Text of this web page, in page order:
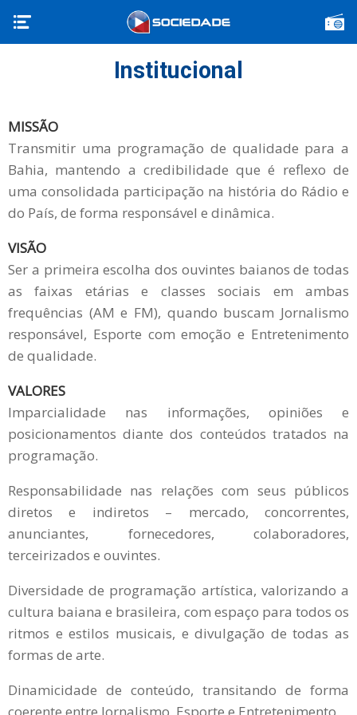
Institucional
MISSÃO
Transmitir uma programação de qualidade para a
Bahia, mantendo a credibilidade que é reflexo de
uma consolidada participação na história do Rádio e
do País, de forma responsável e dinâmica.
VISÃO
Ser a primeira escolha dos ouvintes baianos de todas
as faixas etárias e classes sociais em ambas
frequências (AM e FM), quando buscam Jornalismo
responsável, Esporte com emoção e Entretenimento
de qualidade.
VALORES
Imparcialidade nas informações, opiniões e
posicionamentos diante dos conteúdos tratados na
programação.
Responsabilidade nas relações com seus públicos
diretos e indiretos – mercado, concorrentes,
anunciantes, fornecedores, colaboradores,
terceirizados e ouvintes.
Diversidade de programação artística, valorizando a
cultura baiana e brasileira, com espaço para todos os
ritmos e estilos musicais, e divulgação de todas as
formas de arte.
Dinamicidade de conteúdo, transitando de forma